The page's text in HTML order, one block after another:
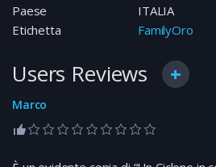
Paese
ITALIA
Etichetta
FamilyOro
Users Reviews
Marco